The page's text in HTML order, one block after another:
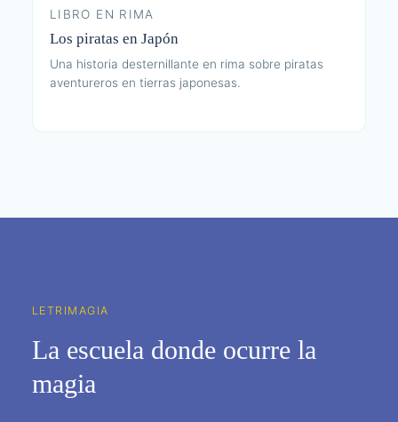
LIBRO EN RIMA
Los piratas en Japón
Una historia desternillante en rima sobre piratas
aventureros en tierras japonesas.
LETRIMAGIA
La escuela donde ocurre la
magia